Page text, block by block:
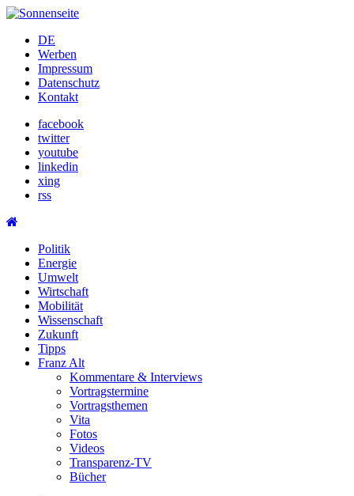
Skip
contentDE
Werben
Impressum
Datenschutz
Kontakt
facebook
twitter
youtube
linkedin
xing
rss
Politik
Energie
Umwelt
Wirtschaft
Mobilität
Wissenschaft
Zukunft
Tipps
Franz Alt
Kommentare & Interviews
Vortragstermine
Vortragsthemen
Vita
Fotos
Videos
Transparenz-TV
Bücher